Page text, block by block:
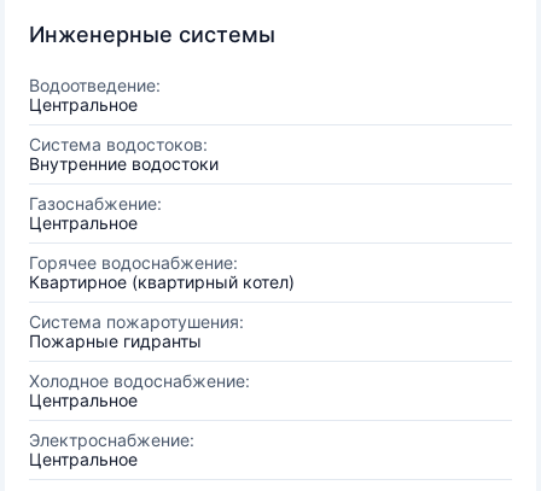
Инженерные системы
Водоотведение:
Центральное
Система водостоков:
Внутренние водостоки
Газоснабжение:
Центральное
Горячее водоснабжение:
Квартирное (квартирный котел)
Система пожаротушения:
Пожарные гидранты
Холодное водоснабжение:
Центральное
Электроснабжение:
Центральное